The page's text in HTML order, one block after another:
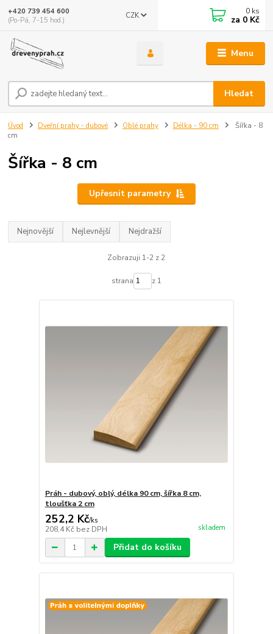
Menu
CZK
Hledat
+420 739 454 600
(Po-Pá, 7-15 hod.)
0 ks
za 0 Kč
Úvod Dveřní prahy - dubové Oblé prahy Délka - 90 cm
Šířka - 8
cm
Šířka - 8 cm
Upřesnit parametry
Nejnovější Nejlevnější Nejdražší
Zobrazuji 1-2 z 2
strana z 1
Práh - dubový, oblý, délka 90 cm, šířka 8 cm,
tloušťka 2 cm
252,2 Kč/ks
208,4 Kč bez DPH skladem
Přidat do košíku